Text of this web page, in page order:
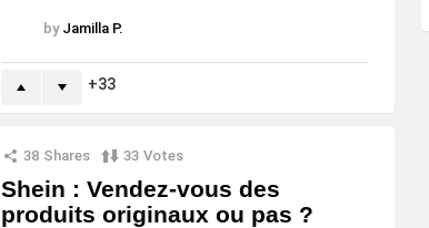
by Jamilla P.
33
38 Shares 33 Votes
Shein : Vendez-vous des
produits originaux ou pas ?